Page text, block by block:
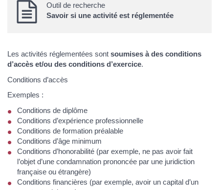
Outil de recherche
Savoir si une activité est réglementée
Les activités réglementées sont soumises à des conditions
d’accès et/ou des conditions d’exercice.
Conditions d’accès
Exemples :
Conditions de diplôme
Conditions d’expérience professionnelle
Conditions de formation préalable
Conditions d’âge minimum
Conditions d’honorabilité (par exemple, ne pas avoir fait
l’objet d’une condamnation prononcée par une juridiction
française ou étrangère)
Conditions financières (par exemple, avoir un capital d’un